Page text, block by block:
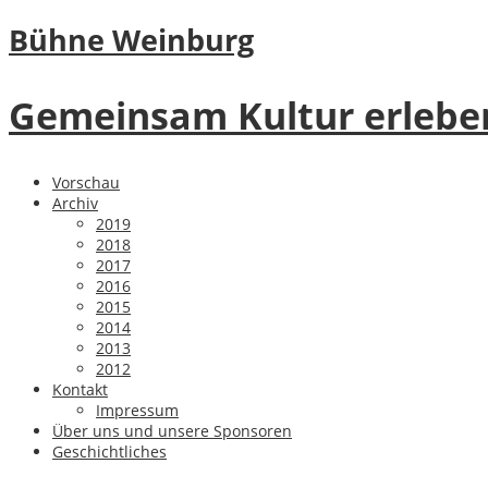
Bühne Weinburg
Gemeinsam Kultur
Vorschau
Archiv
2019
2018
2017
2016
2015
2014
2013
2012
Kontakt
Impressum
Über uns und unsere Sponsoren
Geschichtliches